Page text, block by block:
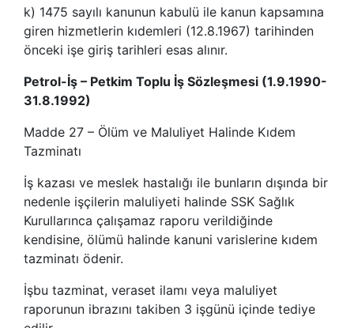
k) 1475 sayılı kanunun kabulü ile kanun kapsamına
giren hizmetlerin kıdemleri (12.8.1967) tarihinden
önceki işe giriş tarihleri esas alınır.
Petrol-İş – Petkim Toplu İş Sözleşmesi (1.9.1990-
31.8.1992)
Madde 27 – Ölüm ve Maluliyet Halinde Kıdem
Tazminatı
İş kazası ve meslek hastalığı ile bunların dışında bir
nedenle işçilerin maluliyeti halinde SSK Sağlık
Kurullarınca çalışamaz raporu verildiğinde
kendisine, ölümü halinde kanuni varislerine kıdem
tazminatı ödenir.
İşbu tazminat, veraset ilamı veya maluliyet
raporunun ibrazını takiben 3 işgünü içinde tediye